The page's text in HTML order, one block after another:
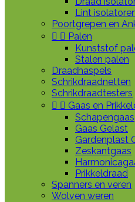
Lint
Poortgrepen en
  Palen
Kunststof
Stalen palen
Draadhaspels
Schrikdraadnetten
Schrikdraadtesters
  Gaas en
Schapengaas
Gaas Gelast
Gardenplast
Zeskantgaas
Prikkeldraad
Spanners en veren
Wolven weren